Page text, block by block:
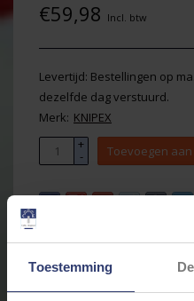
Toestemming
€59,98 Incl. btw
Levertijd: Bestellingen op
dezelfde dag verstuurd.
Merk: KNIPEX
+
- Toevoegen
Toevoegen om te
Afdrukken